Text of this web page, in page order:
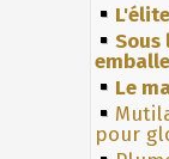
Sous
Le
pour